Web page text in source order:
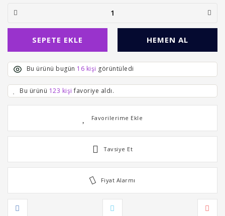
SEPETE EKLE HEMEN AL
Bu ürünü bugün 16 kişi görüntüledi
Bu ürünü 123 kişi favoriye aldı.
Tavsiye Et
Fiyat Alarmı